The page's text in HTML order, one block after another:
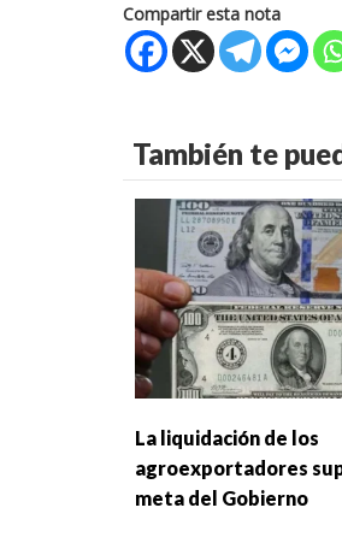
Compartir esta nota
También te
La liquidación de los
agroexportadores
meta del Gobierno